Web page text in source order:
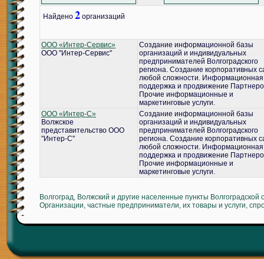
Найдено 2 организаций
ООО «Интер-Сервис»
ООО "Интер-Сервис"
Создание информационной базы
организаций и индивидуальных
предпринимателей Волгоградского
региона. Создание корпоративных
любой сложности. Информационная
поддержка и продвижение
Прочие информационные и
маркетинговые услуги.
ООО «Интер-С»
Волжское
представительство ООО
"Интер-С"
Создание информационной базы
организаций и индивидуальных
предпринимателей Волгоградского
региона. Создание корпоративных
любой сложности. Информационная
поддержка и продвижение
Прочие информационные и
маркетинговые услуги.
Волгоград, Волжский и другие населенные пункты Волгоградской
Организации, частные предприниматели, их товары и услуги,